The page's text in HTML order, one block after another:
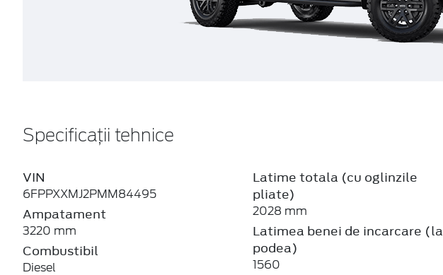
Specificații tehnice
VIN
6FPPXXMJ2PMM84495
Ampatament
3220 mm
Combustibil
Diesel
Latime totala (cu oglinzile
pliate)
2028 mm
Latimea benei de incarcare (la
podea)
1560